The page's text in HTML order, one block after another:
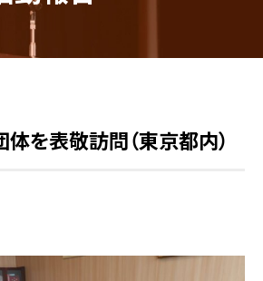
を表敬訪問（東京都内）